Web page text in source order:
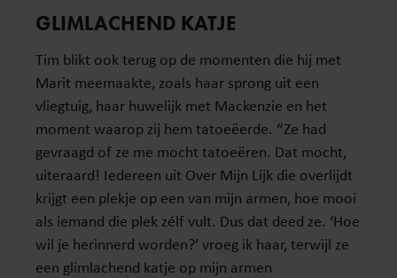
GLIMLACHEND KATJE
Tim blikt ook terug op de momenten die hij met
Marit meemaakte, zoals haar sprong uit een
vliegtuig, haar huwelijk met Mackenzie en het
moment waarop zij hem tatoeëerde. “Ze had
gevraagd of ze me mocht tatoeëren. Dat mocht,
uiteraard! Iedereen uit Over Mijn Lijk die overlijdt
krijgt een plekje op een van mijn armen, hoe mooi
als iemand die plek zélf vult. Dus dat deed ze. ‘Hoe
wil je herinnerd worden?’ vroeg ik haar, terwijl ze
een glimlachend katje op mijn armen